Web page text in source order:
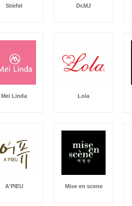
Stiefel Dr.MJ
Mei Linda Lola
A'PIEU Mise en scene